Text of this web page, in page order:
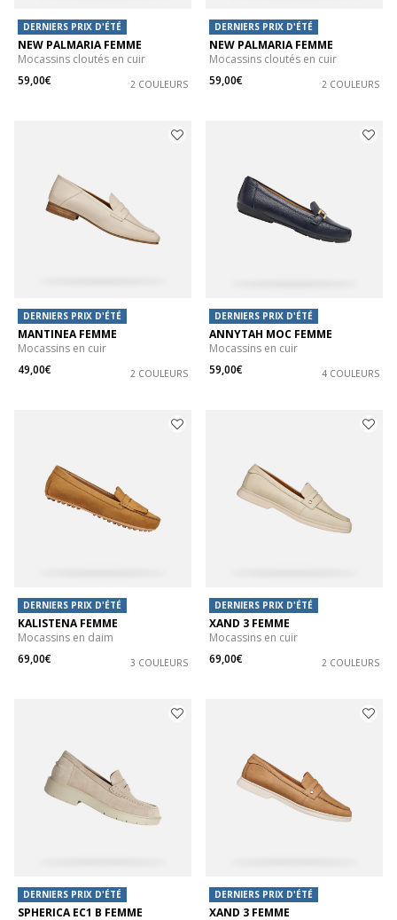
DERNIERS PRIX D'ÉTÉ
NEW PALMARIA FEMME
Mocassins cloutés en cuir
59,00€
2 COULEURS
DERNIERS PRIX D'ÉTÉ
NEW PALMARIA FEMME
Mocassins cloutés en cuir
59,00€
2 COULEURS
DERNIERS PRIX D'ÉTÉ
MANTINEA FEMME
Mocassins en cuir
49,00€
2 COULEURS
DERNIERS PRIX D'ÉTÉ
ANNYTAH MOC FEMME
Mocassins en cuir
59,00€
4 COULEURS
DERNIERS PRIX D'ÉTÉ
KALISTENA FEMME
Mocassins en daim
69,00€
3 COULEURS
DERNIERS PRIX D'ÉTÉ
XAND 3 FEMME
Mocassins en cuir
69,00€
2 COULEURS
DERNIERS PRIX D'ÉTÉ
SPHERICA EC1 B FEMME
DERNIERS PRIX D'ÉTÉ
XAND 3 FEMME